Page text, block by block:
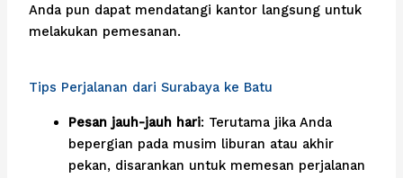
Anda pun dapat mendatangi kantor langsung untuk
melakukan pemesanan.
Tips Perjalanan dari Surabaya ke Batu
Pesan jauh-jauh hari: Terutama jika Anda
bepergian pada musim liburan atau akhir
pekan, disarankan untuk memesan perjalanan